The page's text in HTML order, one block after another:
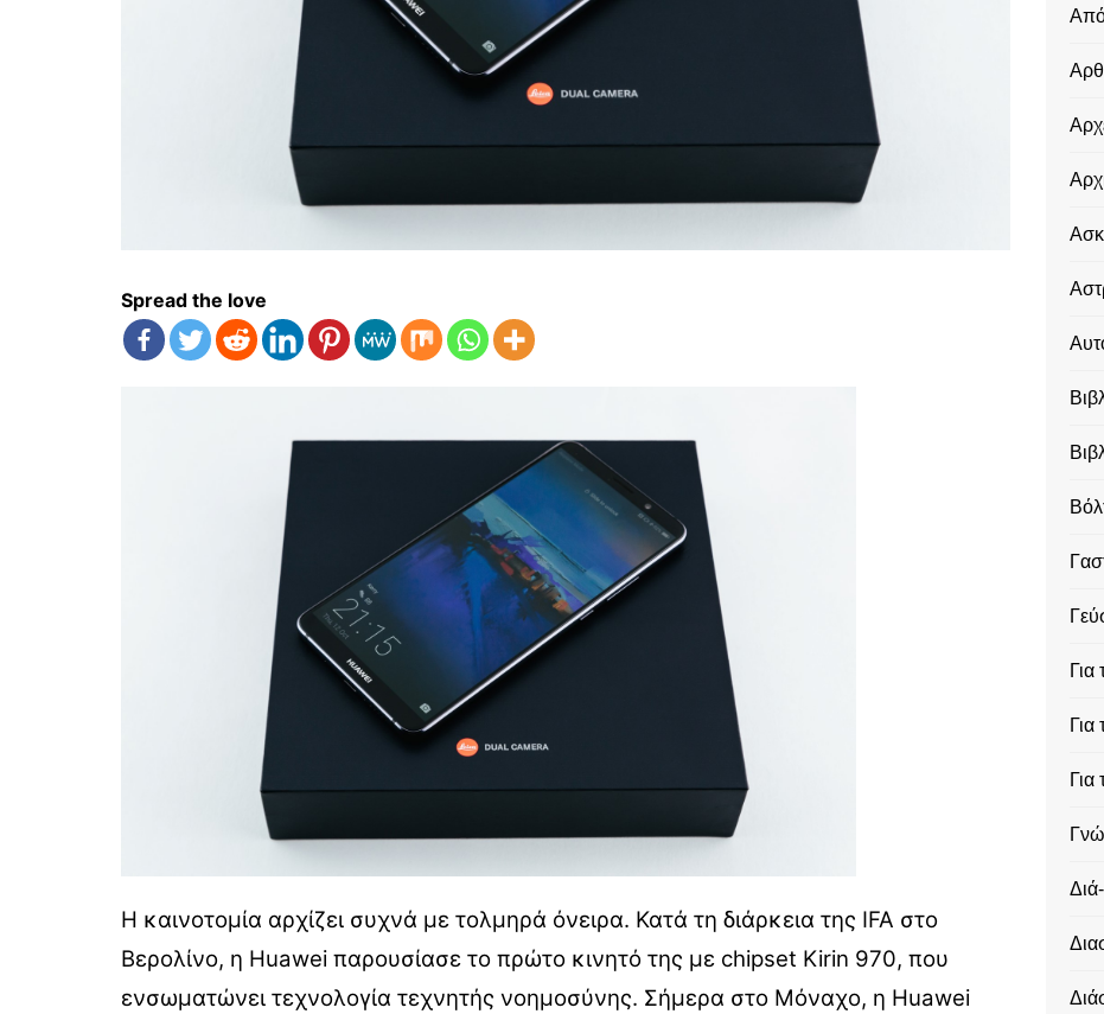
Spread the love
Η καινοτομία αρχίζει συχνά με τολμηρά όνειρα. Κατά τη διάρκεια της IFA στο
Βερολίνο, η Huawei παρουσίασε το πρώτο κινητό της με chipset Kirin 970, που
ενσωματώνει τεχνολογία τεχνητής νοημοσύνης. Σήμερα στο Μόναχο, η Huawei
Για
Για
Για